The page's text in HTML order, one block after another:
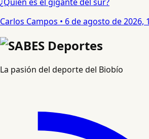
Carlos Campos • 6 de agosto de 2026,
La pasión del deporte del Biobío